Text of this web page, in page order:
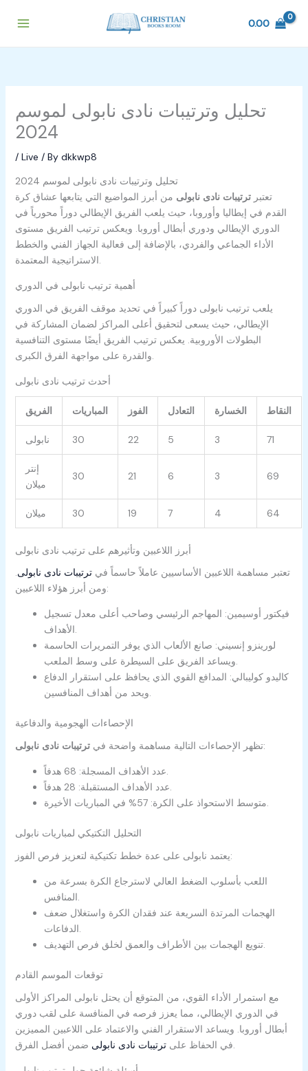
0.00
تحليل وترتيبات نادى نابولى لموسم
2024
/ Live / By dkkwp8
تحليل وترتيبات نادى نابولى لموسم 2024
تعتبرترتيبات نادى نابولى من أبرز المواضيع التي يتابعها عشاق كرة
القدم في إيطاليا وأوروبا، حيث يلعب الفريق الإيطالي دوراً محورياً في
الدوري الإيطالي ودوري أبطال أوروبا. ويعكس ترتيب الفريق مستوى
الأداء الجماعي والفردي، بالإضافة إلى فعالية الجهاز الفني والخطط
الاستراتيجية المعتمدة.
أهمية ترتيب نابولى في الدوري
يلعب ترتيب نابولى دوراً كبيراً في تحديد موقف الفريق في الدوري
الإيطالي، حيث يسعى لتحقيق أعلى المراكز لضمان المشاركة في
البطولات الأوروبية. يعكس ترتيب الفريق أيضًا مستوى التنافسية
والقدرة على مواجهة الفرق الكبرى.
أحدث ترتيب نادى نابولى
الفريق المباريات الفوز التعادل الخسارة النقاط
نابولى 30 22 5 3 71
إنتر
ميلان
30 21 6 3 69
ميلان 30 19 7 4 64
أبرز اللاعبين وتأثيرهم على ترتيب نادى نابولى
تعتبر مساهمة اللاعبين الأساسيين عاملاً حاسماً فيترتيبات نادى نابولى.
ومن أبرز هؤلاء اللاعبين:
فيكتور أوسيمين: المهاجم الرئيسي وصاحب أعلى معدل تسجيل
الأهداف.
لورينزو إنسيني: صانع الألعاب الذي يوفر التمريرات الحاسمة
ويساعد الفريق على السيطرة على وسط الملعب.
كاليدو كوليبالي: المدافع القوي الذي يحافظ على استقرار الدفاع
ويحد من أهداف المنافسين.
الإحصاءات الهجومية والدفاعية
تظهر الإحصاءات التالية مساهمة واضحة فيترتيبات نادى نابولى :
عدد الأهداف المسجلة: 68 هدفاً.
عدد الأهداف المستقبلة: 28 هدفاً.
متوسط الاستحواذ على الكرة: 57% في المباريات الأخيرة.
التحليل التكتيكي لمباريات نابولى
يعتمد نابولى على عدة خطط تكتيكية لتعزيز فرص الفوز:
اللعب بأسلوب الضغط العالي لاسترجاع الكرة بسرعة من
المنافس.
الهجمات المرتدة السريعة عند فقدان الكرة واستغلال ضعف
الدفاعات.
تنويع الهجمات بين الأطراف والعمق لخلق فرص التهديف.
توقعات الموسم القادم
مع استمرار الأداء القوي، من المتوقع أن يحتل نابولى المراكز الأولى
في الدوري الإيطالي، مما يعزز فرصه في المنافسة على لقب دوري
أبطال أوروبا. ويساعد الاستقرار الفني والاعتماد على اللاعبين المميزين
في الحفاظ علىترتيبات نادى نابولى ضمن أفضل الفرق.